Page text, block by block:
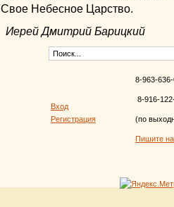
Свое Небесное Царство.
Иерей Дмитрий Барицкий
Вход
Регистрация
8-963-
8-916-
(по
Пишите